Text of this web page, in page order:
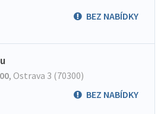
BEZ NABÍDKY
, Ostrava 3 (70300)
BEZ NABÍDKY